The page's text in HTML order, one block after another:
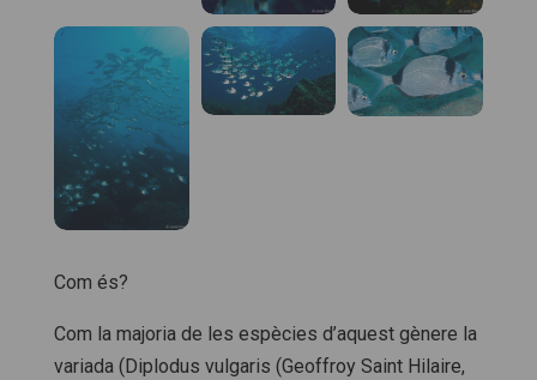
Com és?
Com la majoria de les espècies d’aquest gènere la
variada (Diplodus vulgaris (Geoffroy Saint Hilaire,